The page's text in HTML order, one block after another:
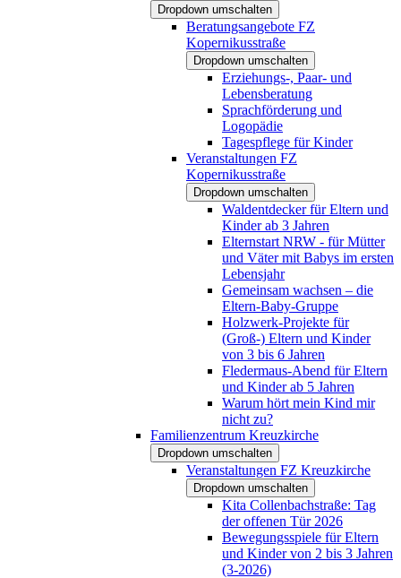
Dropdown umschalten
Beratungsangebote FZ
Kopernikusstraße
Dropdown umschalten
Erziehungs-, Paar- und
Lebensberatung
Sprachförderung und
Logopädie
Tagespflege für Kinder
Veranstaltungen FZ
Kopernikusstraße
Dropdown umschalten
Waldentdecker für Eltern und
Kinder ab 3 Jahren
Elternstart NRW - für Mütter
und Väter mit Babys im ersten
Lebensjahr
Gemeinsam wachsen – die
Eltern-Baby-Gruppe
Holzwerk-Projekte für
(Groß-) Eltern und Kinder
von 3 bis 6 Jahren
Fledermaus-Abend für Eltern
und Kinder ab 5 Jahren
Warum hört mein Kind mir
nicht zu?
Familienzentrum Kreuzkirche
Dropdown umschalten
Veranstaltungen FZ Kreuzkirche
Dropdown umschalten
Kita Collenbachstraße: Tag
der offenen Tür 2026
Bewegungsspiele für Eltern
und Kinder von 2 bis 3 Jahren
(3-2026)